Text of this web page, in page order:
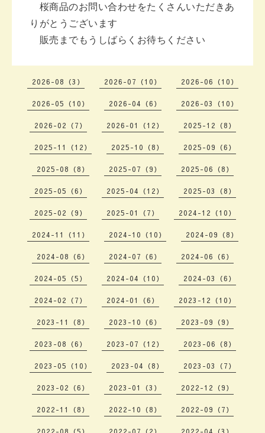
桜商品のお問い合わせをたくさんいただき あ
りがとうございます
販売までもうしばらくお待ちください
2026-08（3） 2026-07（10） 2026-06（10）
2026-05（10） 2026-04（6） 2026-03（10）
2026-02（7） 2026-01（12） 2025-12（8）
2025-11（12） 2025-10（8） 2025-09（6）
2025-08（8） 2025-07（9） 2025-06（8）
2025-05（6） 2025-04（12） 2025-03（8）
2025-02（9） 2025-01（7） 2024-12（10）
2024-11（11） 2024-10（10） 2024-09（8）
2024-08（6） 2024-07（6） 2024-06（6）
2024-05（5） 2024-04（10） 2024-03（6）
2024-02（7） 2024-01（6） 2023-12（10）
2023-11（8） 2023-10（6） 2023-09（9）
2023-08（6） 2023-07（12） 2023-06（8）
2023-05（10） 2023-04（8） 2023-03（7）
2023-02（6） 2023-01（3） 2022-12（9）
2022-11（8） 2022-10（8） 2022-09（7）